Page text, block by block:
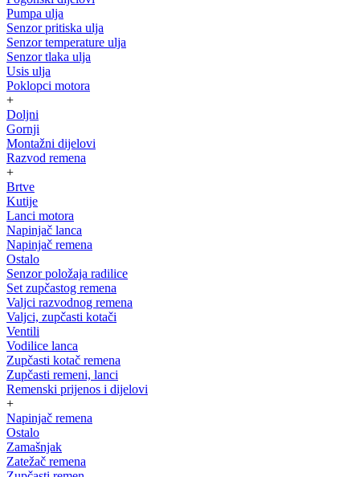
Pumpa ulja
Senzor pritiska ulja
Senzor temperature ulja
Senzor tlaka ulja
Usis ulja
Poklopci motora
+
Doljni
Gornji
Montažni dijelovi
Razvod remena
+
Brtve
Kutije
Lanci motora
Napinjač lanca
Napinjač remena
Ostalo
Senzor položaja radilice
Set zupčastog remena
Valjci razvodnog remena
Valjci, zupčasti kotači
Ventili
Vodilice lanca
Zupčasti kotač remena
Zupčasti remeni, lanci
Remenski prijenos i dijelovi
+
Napinjač remena
Ostalo
Zamašnjak
Zatežač remena